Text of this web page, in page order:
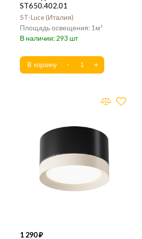
ST650.402.01
ST-Luce Италия
1
293
1 290